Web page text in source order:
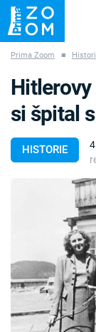
ZÁHADY
Témata
Témata
Pořady
TV Program
Prima Zoom ■
HISTORIE
si špital